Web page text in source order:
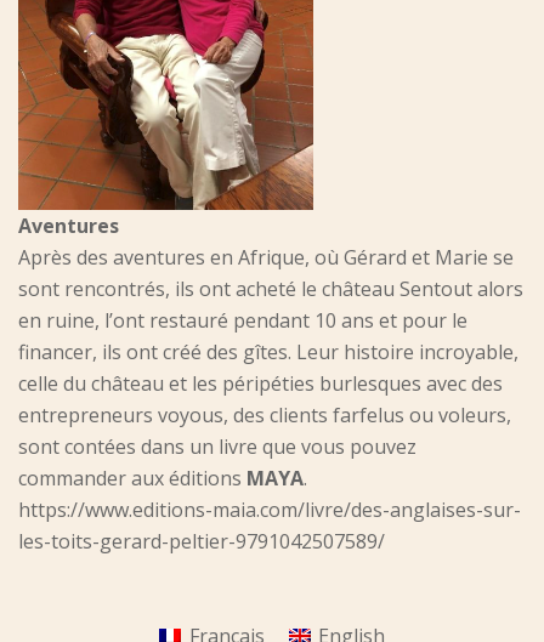
Aventures
Après des aventures en Afrique, où Gérard et Marie se
sont rencontrés, ils ont acheté le château Sentout alors
en ruine, l’ont restauré pendant 10 ans et pour le
financer, ils ont créé des gîtes. Leur histoire incroyable,
celle du château et les péripéties burlesques avec des
entrepreneurs voyous, des clients farfelus ou voleurs,
sont contées dans un livre que vous pouvez
commander aux éditions MAYA.
https://www.editions-maia.com/livre/des-anglaises-sur-
les-toits-gerard-peltier-9791042507589/
Français English